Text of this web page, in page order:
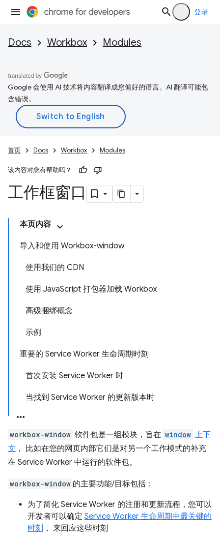
登录
Docs Workbox Modules
Google 会使用 AI 技术将内容翻译成您偏好的语言。AI 翻译可能包
含错误。
首页 Docs Workbox Modules
该内容对您有帮助吗？
工作框窗口
本页内容
导入和使用 Workbox-window
使用我们的 CDN
使用 JavaScript 打包器加载 Workbox
高级捆绑概念
示例
重要的 Service Worker 生命周期时刻
首次安装 Service Worker 时
当找到 Service Worker 的更新版本时
workbox-window 软件包是一组模块，旨在 window 上下
文 ， 比如在您的网页内部它们是对另一个工作模式的补充
在 Service Worker 中运行的软件包。
workbox-window 的主要功能/目标包括：
为了简化 Service Worker 的注册和更新流程，您可以
开发者可以确定 Service Worker 生命周期中最关键的
时刻 ， 来回应这些时刻